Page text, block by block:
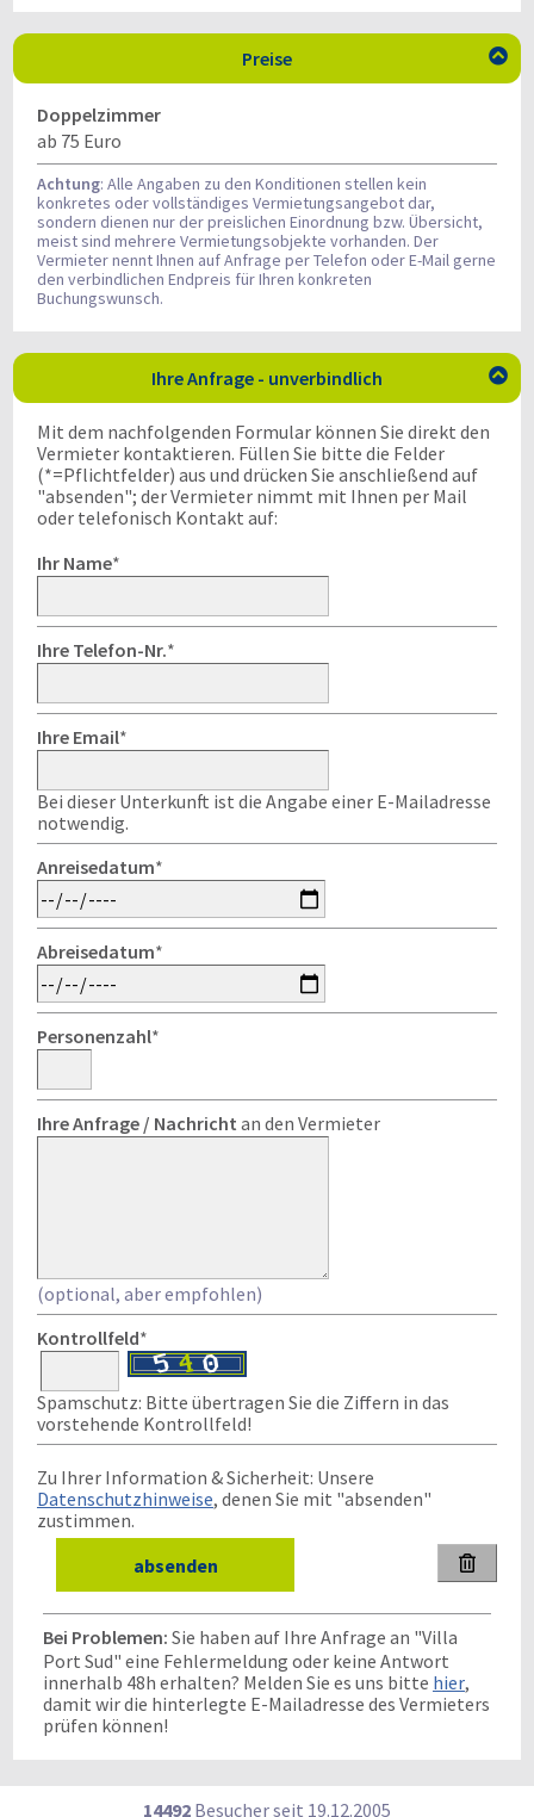
Preise 
Doppelzimmer
ab 75 Euro
Achtung: Alle Angaben zu den Konditionen stellen kein
konkretes oder vollständiges Vermietungsangebot dar,
sondern dienen nur der preislichen Einordnung bzw. Übersicht,
meist sind mehrere Vermietungsobjekte vorhanden. Der
Vermieter nennt Ihnen auf Anfrage per Telefon oder E-Mail gerne
den verbindlichen Endpreis für Ihren konkreten
Buchungswunsch.
Ihre Anfrage - unverbindlich 
Mit dem nachfolgenden Formular können Sie direkt den
Vermieter kontaktieren. Füllen Sie bitte die Felder
(*=Pflichtfelder) aus und drücken Sie anschließend auf
"absenden"; der Vermieter nimmt mit Ihnen per Mail
oder telefonisch Kontakt auf:
Ihr Name*
Ihre Telefon-Nr.*
Ihre Email*
Bei dieser Unterkunft ist die Angabe einer E-Mailadresse
notwendig.
Anreisedatum*
Abreisedatum*
Personenzahl*
Ihre Anfrage / Nachricht an den Vermieter
(optional, aber empfohlen)
Kontrollfeld*
Spamschutz: Bitte übertragen Sie die Ziffern in das
vorstehende Kontrollfeld!
Zu Ihrer Information & Sicherheit: Unsere
Datenschutzhinweise, denen Sie mit "absenden"
zustimmen.

Bei Problemen: Sie haben auf Ihre Anfrage an "Villa
Port Sud" eine Fehlermeldung oder keine Antwort
innerhalb 48h erhalten? Melden Sie es uns bitte hier,
damit wir die hinterlegte E-Mailadresse des Vermieters
prüfen können!
14492 Besucher seit 19.12.2005